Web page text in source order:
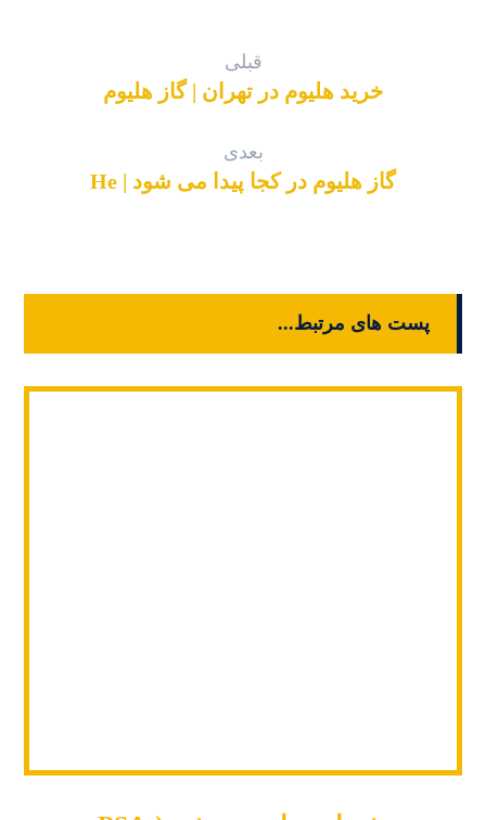
قبلی
خرید هلیوم در تهران | گاز هلیوم
بعدی
گاز هلیوم در کجا پیدا می شود | He
پست های مرتبط...